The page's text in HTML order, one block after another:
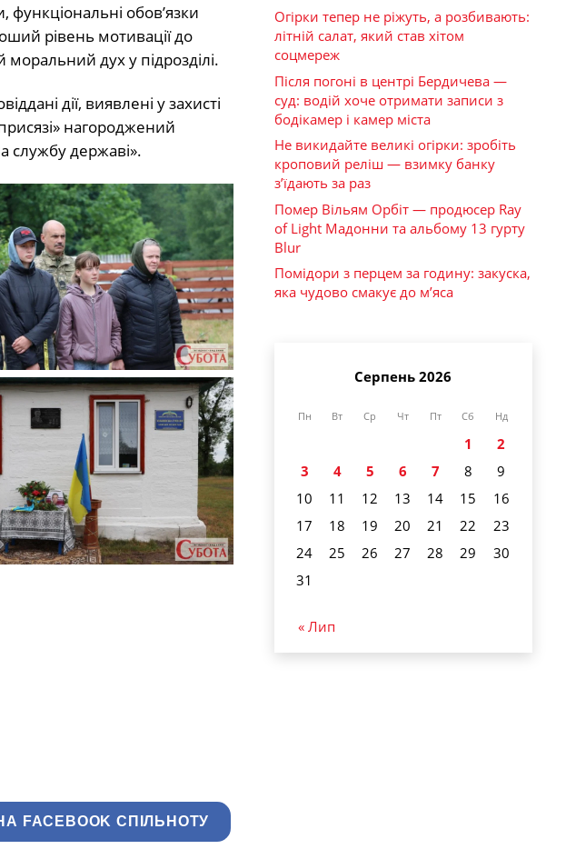
обов’язки
рівень мотивації до
дух у підрозділі.
дії, виявлені у захисті
присязі» нагороджений
службу державі».
FACEBOOK СПІЛЬНОТУ
Огірки тепер не ріжуть, а розбивають:
літній салат, який став хітом
соцмереж
Після погоні в центрі Бердичева —
суд: водій хоче отримати записи з
бодікамер і камер міста
Не викидайте великі огірки: зробіть
кроповий реліш — взимку банку
з’їдають за раз
Помер Вільям Орбіт — продюсер Ray
of Light Мадонни та альбому 13 гурту
Blur
Помідори з перцем за годину: закуска,
яка чудово смакує до м’яса
Серпень 2026
Пн Вт Ср Чт Пт Сб Нд
1
2
3
4 5 6 7 8
9
10
11 12 13 14 15
16
17
18 19 20 21 22
23
24
25 26 27 28 29
30
31
« Лип